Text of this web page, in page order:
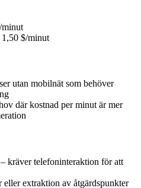
minut
1,50 $/minut
utan mobilnät som behöver
där kostnad per minut är mer
kräver telefoninteraktion för att
extraktion av åtgärdspunkter